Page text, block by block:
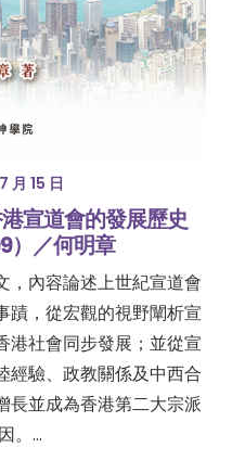
月 15 日
宣道會的發展歷史
）／何明章
，內容論述上世紀宣道會
蹟，從宏觀的視野闡析宣
港社會同步發展；並從宣
經驗、政教關係及中西合
長並成為香港第二大宗派
。…